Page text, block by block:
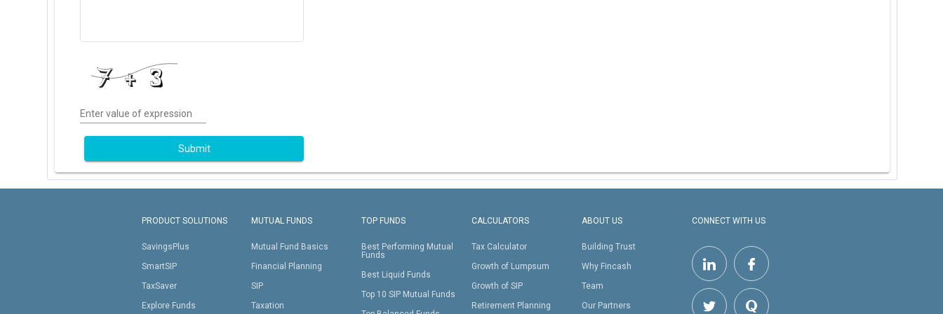
Enter value of expression
Submit
PRODUCT SOLUTIONS
SavingsPlus
SmartSIP
TaxSaver
Explore Funds
MUTUAL FUNDS
Mutual Fund Basics
Financial Planning
SIP
Taxation
TOP FUNDS
Best Performing Mutual
Funds
Best Liquid Funds
Top 10 SIP Mutual Funds
CALCULATORS
Tax Calculator
Growth of Lumpsum
Growth of SIP
Retirement Planning
ABOUT US
Building Trust
Why Fincash
Team
Our Partners
CONNECT WITH US